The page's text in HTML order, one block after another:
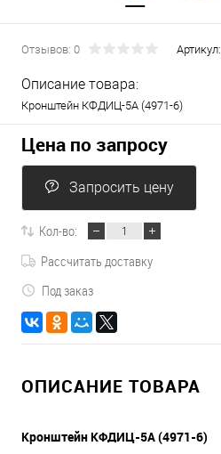
Отзывов: 0 Артикул:
Описание товара:
Кронштейн КФДИЦ-5А (4971-6)
Цена по запросу
Запросить цену
Кол-во:
Рассчитать доставку
Под заказ
ОПИСАНИЕ ТОВАРА
Кронштейн КФДИЦ-5А (4971-6)